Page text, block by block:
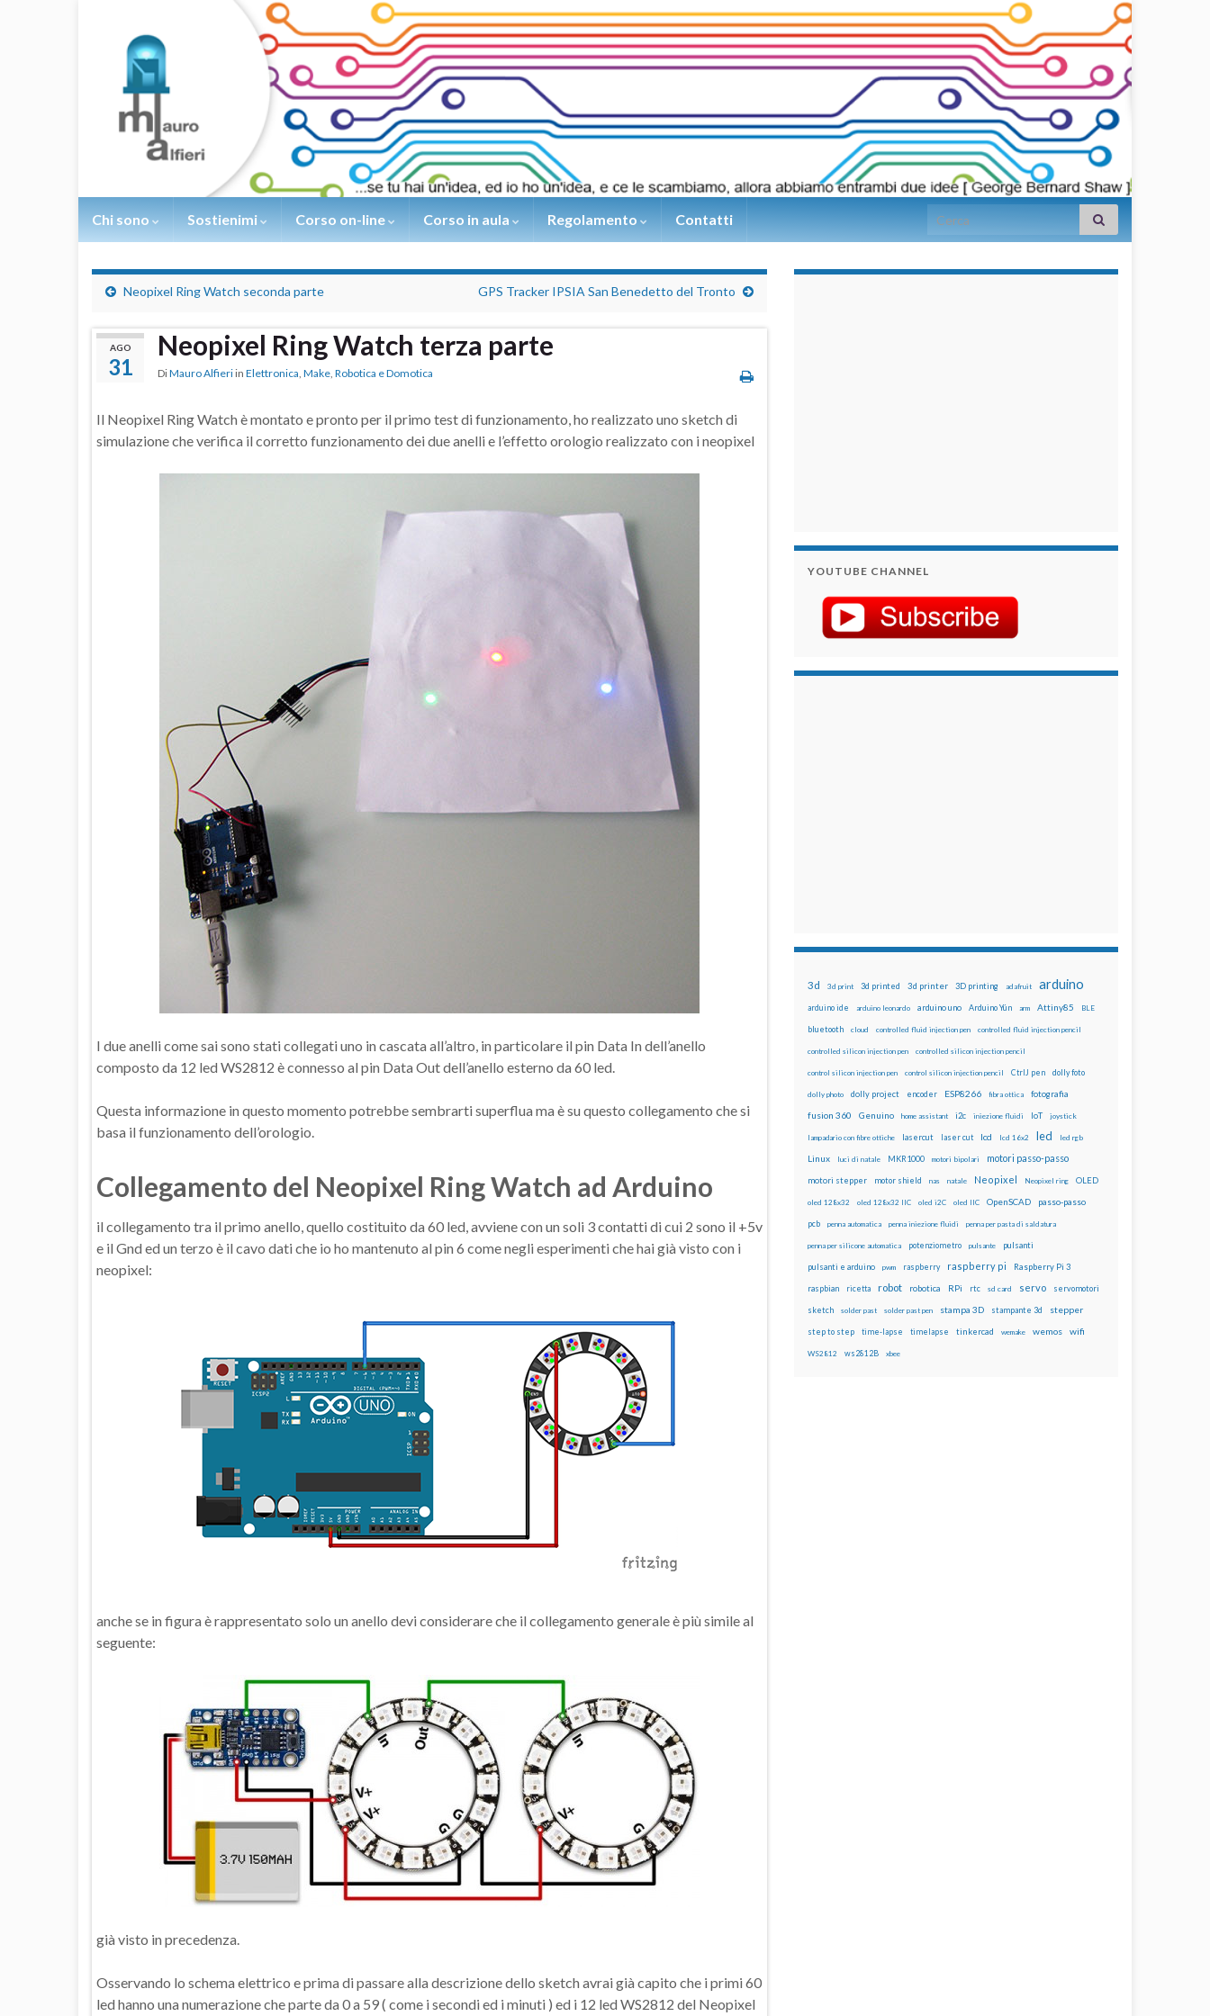
Chi sono Sostienimi Corso on-line Corso in aula Regolamento Contatti Search for:
Neopixel Ring Watch seconda parte GPS Tracker IPSIA San Benedetto del Tronto
AGO
31
Neopixel Ring Watch terza parte
DiMauro Alfieri in Elettronica, Make, Robotica e Domotica
Il Neopixel Ring Watch è montato e pronto per il primo test di funzionamento, ho realizzato uno sketch di
simulazione che verifica il corretto funzionamento dei due anelli e l’effetto orologio realizzato con i neopixel
I due anelli come sai sono stati collegati uno in cascata all’altro, in particolare il pin Data In dell’anello
composto da 12 led WS2812 è connesso al pin Data Out dell’anello esterno da 60 led.
Questa informazione in questo momento potrebbe sembrarti superflua ma è su questo collegamento che si
basa il funzionamento dell’orologio.
Collegamento del Neopixel Ring Watch ad Arduino
il collegamento tra il primo anello, quello costituito da 60 led, avviene con un soli 3 contatti di cui 2 sono il +5v
e il Gnd ed un terzo è il cavo dati che io ho mantenuto al pin 6 come negli esperimenti che hai già visto con i
neopixel:
anche se in figura è rappresentato solo un anello devi considerare che il collegamento generale è più simile al
seguente:
già visto in precedenza.
Osservando lo schema elettrico e prima di passare alla descrizione dello sketch avrai già capito che i primi 60
led hanno una numerazione che parte da 0 a 59 ( come i secondi ed i minuti ) ed i 12 led WS2812 del Neopixel
YOUTUBE CHANNEL
3d 3d print 3d printed 3d printer 3D printing adafruit arduino
arduino ide arduino leonardo arduino uno Arduino Yún arm Attiny85 BLE
bluetooth cloud controlled fluid injection pen controlled fluid injection pencil
controlled silicon injection pen controlled silicon injection pencil
control silicon injection pen control silicon injection pencil CtrlJ pen dolly foto
dolly photo dolly project encoder ESP8266 fibra ottica fotografia
fusion 360 Genuino home assistant i2c iniezione fluidi IoT joystick
lampadario con fibre ottiche lasercut laser cut lcd lcd 16x2 led led rgb
Linux luci di natale MKR1000 motori bipolari motori passo-passo
motori stepper motor shield nas natale Neopixel Neopixel ring OLED
oled 128x32 oled 128x32 IIC oled i2C oled IIC OpenSCAD passo-passo
pcb penna automatica penna iniezione fluidi penna per pasta di saldatura
penna per silicone automatica potenziometro pulsante pulsanti
pulsanti e arduino pwm raspberry raspberry pi Raspberry Pi 3
raspbian ricetta robot robotica RPi rtc sd card servo servomotori
sketch solder past solder past pen stampa 3D stampante 3d stepper
step to step time-lapse timelapse tinkercad wemake wemos wifi
WS2812 ws2812B xbee